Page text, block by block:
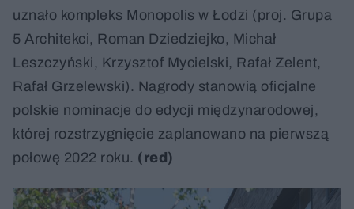
uznało kompleks Monopolis w Łodzi (proj. Grupa
5 Architekci, Roman Dziedziejko, Michał
Leszczyński, Krzysztof Mycielski, Rafał Zelent,
Rafał Grzelewski). Nagrody stanowią oficjalne
polskie nominacje do edycji międzynarodowej,
której rozstrzygnięcie zaplanowano na pierwszą
połowę 2022 roku. (red)